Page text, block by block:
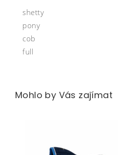
shetty
pony
cob
full
Mohlo by Vás zajímat